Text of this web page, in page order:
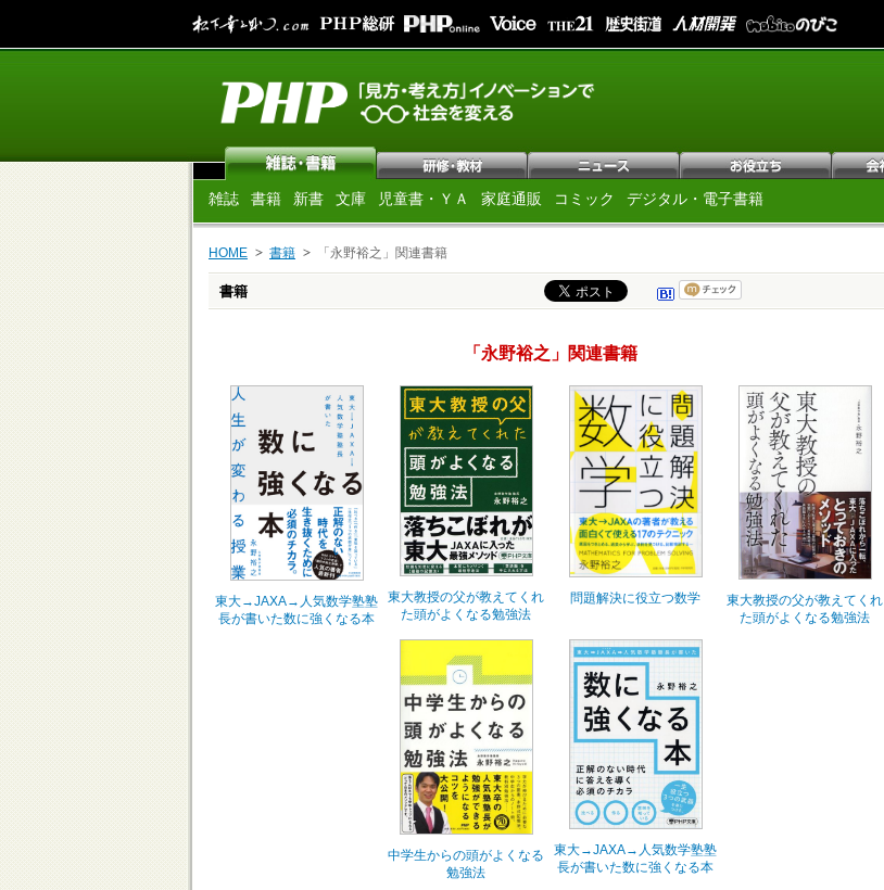
雑誌 書籍 新書 文庫 児童書・ＹＡ 家庭通販 コミック デジタル・電子書籍
HOME 書籍 「永野裕之」関連書籍
書籍
「永野裕之」関連書籍
東大→JAXA→人気数学塾塾
長が書いた数に強くなる本
東大教授の父が教えてくれ
た頭がよくなる勉強法
問題解決に役立つ数学
東大教授の父が教えてくれ
た頭がよくなる勉強法
中学生からの頭がよくなる
勉強法
東大→JAXA→人気数学塾塾
長が書いた数に強くなる本